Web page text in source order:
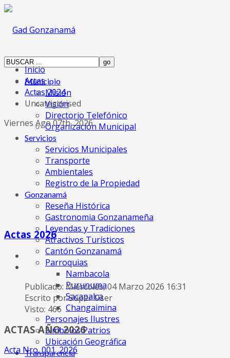
Municipio
Misión
Visión
Directorio Telefónico
Organización Municipal
Servicios
Servicios Municipales
Transporte
Ambientales
Registro de la Propiedad
Gonzanamá
Reseña Histórica
Gastronomia Gonzanameña
Leyendas y Tradiciones
Atractivos Turísticos
Cantón Gonzanamá
Parroquias
Nambacola
Purunuma
Sacapalca
Changaimina
Personajes Ilustres
Símbolos Patrios
Ubicación Geográfica
Transparencia
Inicio
Actas
Actas 2024
Uncategorised
Viernes Ago 07th, 2026
Actas 2026
Publicado: Miércoles, 04 Marzo 2026 16:31
Escrito por Super User
Visto: 466
ACTAS AÑO 2026
Acta Nro. 001_2026